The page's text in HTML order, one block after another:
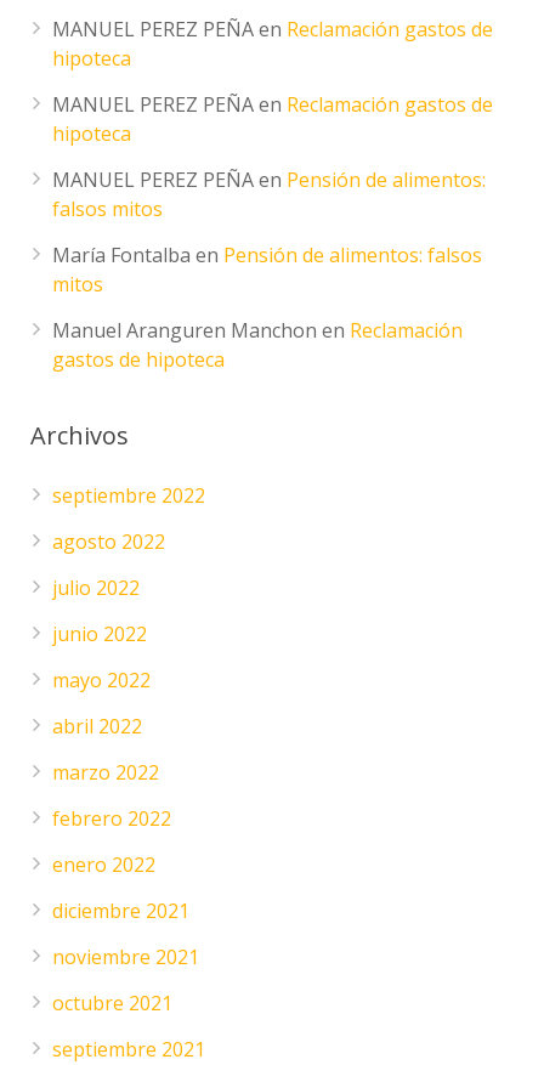
MANUEL PEREZ PEÑAen Reclamación gastos de
hipoteca
MANUEL PEREZ PEÑAen Reclamación gastos de
hipoteca
MANUEL PEREZ PEÑAen Pensión de alimentos:
falsos mitos
María Fontalba en Pensión de alimentos: falsos
mitos
Manuel Aranguren Manchon en Reclamación
gastos de hipoteca
Archivos
septiembre 2022
agosto 2022
julio 2022
junio 2022
mayo 2022
abril 2022
marzo 2022
febrero 2022
enero 2022
diciembre 2021
noviembre 2021
octubre 2021
septiembre 2021